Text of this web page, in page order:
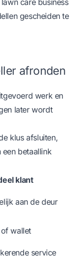
lawn care business
gescheiden te
afronden
werk en
later wordt
klus afsluiten,
betaallink
klant
aan de deur
wallet
service